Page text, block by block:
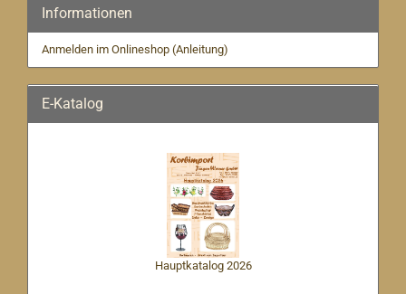
Informationen
Anmelden im Onlineshop (Anleitung)
E-Katalog
Hauptkatalog 2026